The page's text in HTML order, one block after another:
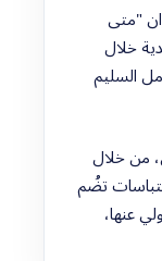
"متى
خلال
السليم
من خلال
تضُم
عنها،